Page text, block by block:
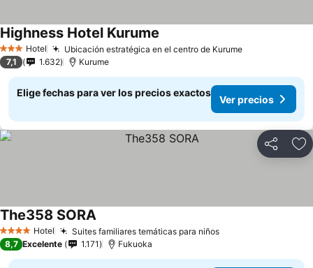
3 Estrellas
Hotel Ubicación estratégica en el centro de KurumeVer precios
Highness Hotel Kurume
7,1 1.632 Kurume
Elige fechas para ver los precios exactos
Ver precios
Compartir
4 EstrellasHotel Suites familiares temáticas para niñosVer precios
The358 SORAVer precios
8,7 Excelente 1.171 Fukuoka